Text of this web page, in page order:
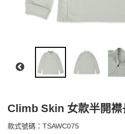
Climb Skin 女款半開襟
款式號碼： TSAWC075TSAWC075